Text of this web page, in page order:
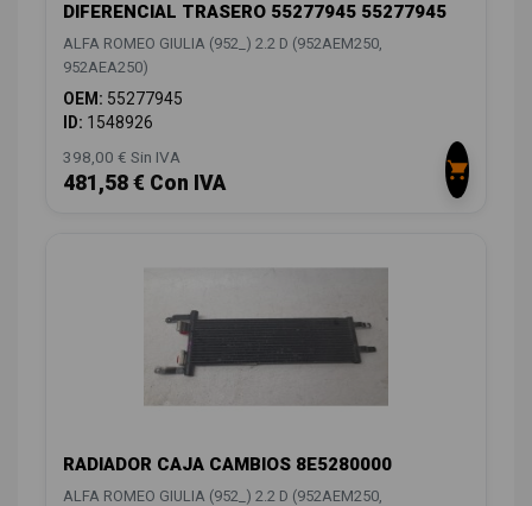
DIFERENCIAL TRASERO 55277945 55277945
ALFA ROMEO GIULIA (952_) 2.2 D (952AEM250,
952AEA250)
OEM: 55277945
ID: 1548926
398,00 € Sin IVA
481,58 € Con IVA
RADIADOR CAJA CAMBIOS 8E5280000
ALFA ROMEO GIULIA (952_) 2.2 D (952AEM250,